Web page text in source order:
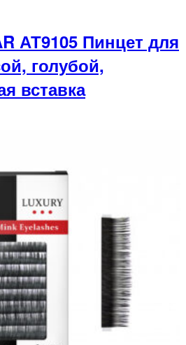
АТ9105 Пинцет для
голубой,
вставка